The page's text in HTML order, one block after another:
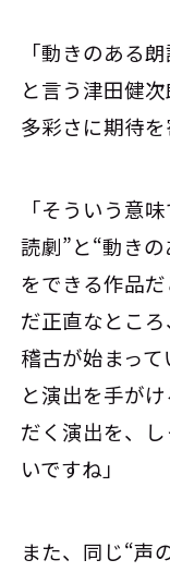
「動きのある
と言う津田健
多彩さに期待を
「そういう意
読劇”と“動き
をできる作品
だ正直なとこ
稽古が始まっ
と演出を手が
だく演出を、
いですね」
また、同じ“声